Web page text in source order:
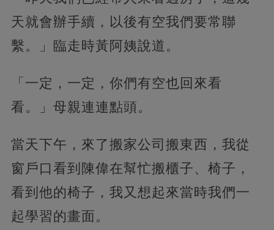
天就會辦手續，以後有空我們要常聯
繫。」臨走時黃阿姨說道。
「一定，一定，你們有空也回來看
看。」母親連連點頭。
當天下午，來了搬家公司搬東西，我從
窗戶口看到陳偉在幫忙搬櫃子、椅子，
看到他的椅子，我又想起來當時我們一
起學習的畫面。